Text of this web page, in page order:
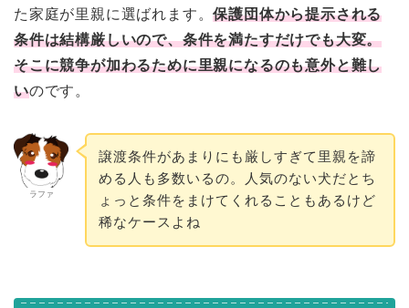
た家庭が里親に選ばれます。保護団体から提示される
条件は結構厳しいので、条件を満たすだけでも大変。
そこに競争が加わるために里親になるのも意外と難し
いのです。
ラファ
譲渡条件があまりにも厳しすぎて里親を諦
める人も多数いるの。人気のない犬だとち
ょっと条件をまけてくれることもあるけど
稀なケースよね